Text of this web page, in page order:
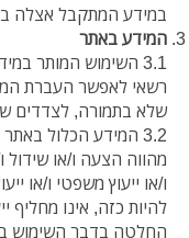
במידע המתקבל אצלה
המידע באתר
3.1 השימוש המותר
רשאי לאפשר העברת
שלא בתמורה, לצדדים
3.2 המידע הכלול
מהווה הצעה ו/או שידול
ו/או ייעוץ משפטי ו/או
להיות כזה, אינו מחליף
החלטה בדבר השימוש